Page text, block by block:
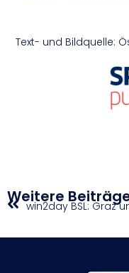
Text- und Bildquelle:
Weitere